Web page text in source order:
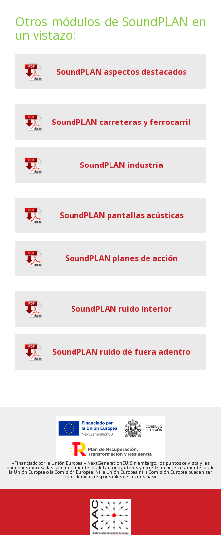
Otros módulos de SoundPLAN en
un vistazo:
SoundPLAN aspectos destacados
SoundPLAN carreteras y ferrocarril
SoundPLAN industria
SoundPLAN pantallas acústicas
SoundPLAN planes de acción
SoundPLAN ruido interior
SoundPLAN ruido de fuera adentro
«Financiado por la Unión Europea – NextGenerationEU. Sin embargo, los puntos de vista y las
opiniones expresadas son únicamente los del autor o autores y no reflejan necesariamente los de
la Unión Europea o la Comisión Europea. Ni la Unión Europea ni la Comisión Europea pueden ser
consideradas responsables de las mismas»